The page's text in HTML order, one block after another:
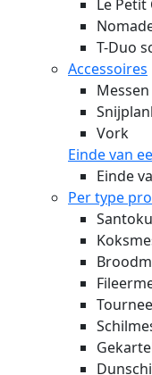
Le Petit
T-Duo
Accessoires
Vork
Einde van
Einde
Per type